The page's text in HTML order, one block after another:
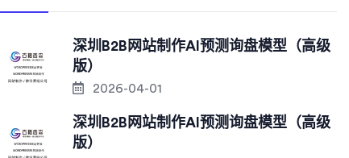
深圳B2B网站制作AI预测询盘模型（高级
版）
2026-04-01
深圳B2B网站制作AI预测询盘模型（高级
版）